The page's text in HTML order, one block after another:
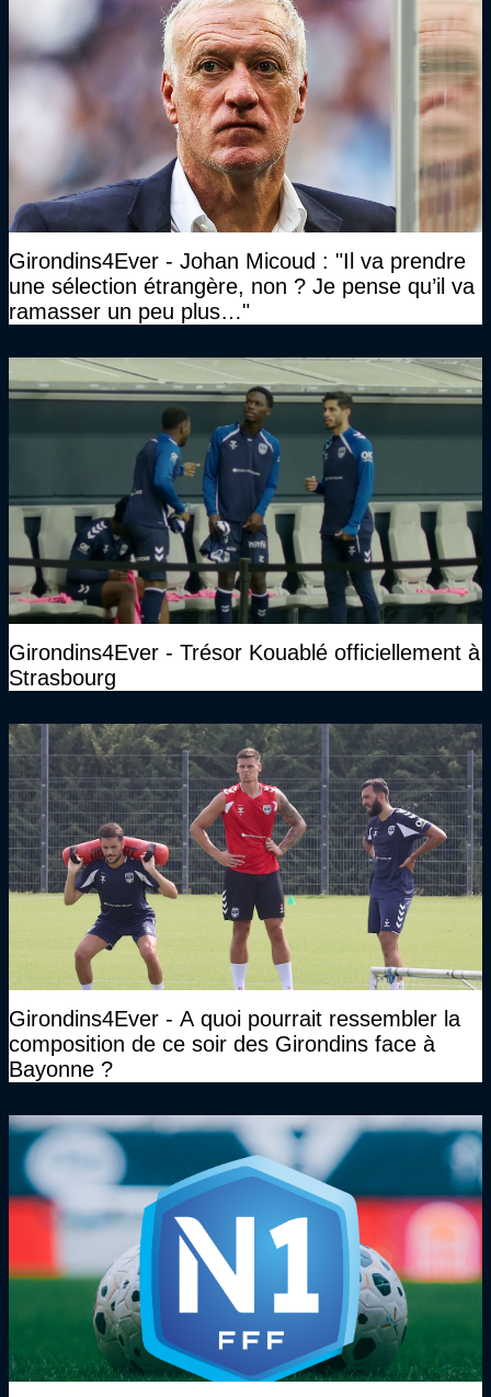
Girondins4Ever - Johan Micoud : "Il va prendre
une sélection étrangère, non ? Je pense qu’il va
ramasser un peu plus…"
Girondins4Ever - Trésor Kouablé officiellement à
Strasbourg
Girondins4Ever - A quoi pourrait ressembler la
composition de ce soir des Girondins face à
Bayonne ?